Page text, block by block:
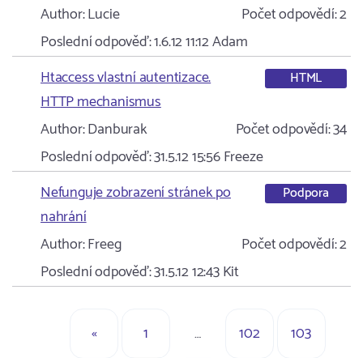
Author:Lucie Počet odpovědí:2
Poslední odpověď:1.6.12 11:12Adam
Htaccess vlastní autentizace.
HTTP mechanismus
HTML
Author:Danburak Počet odpovědí:34
Poslední odpověď:31.5.12 15:56Freeze
Nefunguje zobrazení stránek po
nahrání
Podpora
Author:Freeg Počet odpovědí:2
Poslední odpověď:31.5.12 12:43Kit
« 1 … 102 103